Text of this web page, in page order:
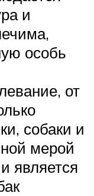
и
особь
от
собаки и
мерой
является